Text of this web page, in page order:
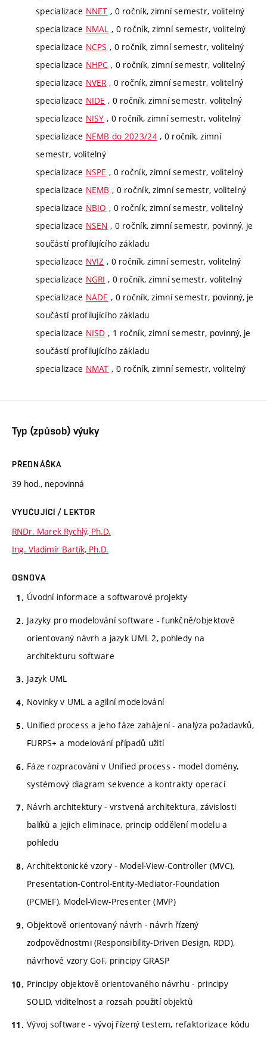
specializace NNET , 0 ročník, zimní semestr, volitelný
specializace NMAL , 0 ročník, zimní semestr, volitelný
specializace NCPS , 0 ročník, zimní semestr, volitelný
specializace NHPC , 0 ročník, zimní semestr, volitelný
specializace NVER , 0 ročník, zimní semestr, volitelný
specializace NIDE , 0 ročník, zimní semestr, volitelný
specializace NISY , 0 ročník, zimní semestr, volitelný
specializace NEMB do 2023/24, 0 ročník, zimní
semestr, volitelný
specializace NSPE , 0 ročník, zimní semestr, volitelný
specializace NEMB , 0 ročník, zimní semestr, volitelný
specializace NBIO , 0 ročník, zimní semestr, volitelný
specializace NSEN , 0 ročník, zimní semestr, povinný, je
součástí profilujícího základu
specializace NVIZ , 0 ročník, zimní semestr, volitelný
specializace NGRI , 0 ročník, zimní semestr, volitelný
specializace NADE , 0 ročník, zimní semestr, povinný, je
součástí profilujícího základu
specializace NISD , 1 ročník, zimní semestr, povinný, je
součástí profilujícího základu
specializace NMAT , 0 ročník, zimní semestr, volitelný
Typ (způsob) výuky
PŘEDNÁŠKA
39 hod., nepovinná
VYUČUJÍCÍ / LEKTOR
RNDr. Marek Rychlý, Ph.D.
Ing. Vladimír Bartík, Ph.D.
OSNOVA
Úvodní informace a softwarové projekty
Jazyky pro modelování software - funkčně/objektově
orientovaný návrh a jazyk UML 2, pohledy na
architekturu software
Jazyk UML
Novinky v UML a agilní modelování
Unified process a jeho fáze zahájení - analýza požadavků,
FURPS+ a modelování případů užití
Fáze rozpracování v Unified process - model domény,
systémový diagram sekvence a kontrakty operací
Návrh architektury - vrstvená architektura, závislosti
balíků a jejich eliminace, princip oddělení modelu a
pohledu
Architektonické vzory - Model-View-Controller (MVC),
Presentation-Control-Entity-Mediator-Foundation
(PCMEF), Model-View-Presenter (MVP)
Objektově orientovaný návrh - návrh řízený
zodpovědnostmi (Responsibility-Driven Design, RDD),
návrhové vzory GoF, principy GRASP
Principy objektově orientovaného návrhu - principy
SOLID, viditelnost a rozsah použití objektů
Vývoj software - vývoj řízený testem, refaktorizace kódu